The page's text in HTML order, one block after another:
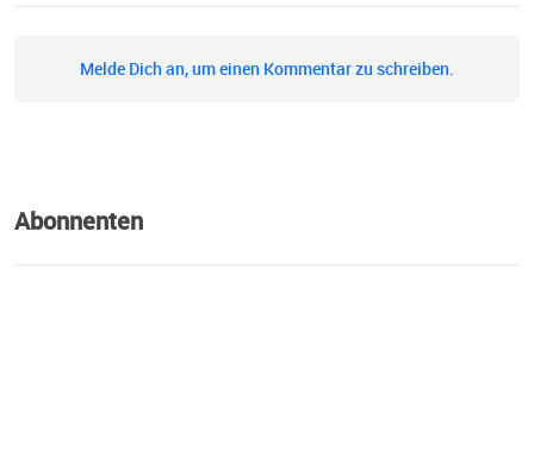
Melde Dich an, um einen Kommentar zu schreiben.
Abonnenten